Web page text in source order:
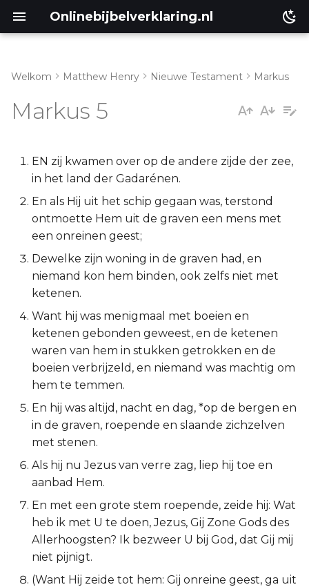
Onlinebijbelverklaring.nl
Leviticus
Numeri
Deuteronomium
Jozua
Richteren
Ruth
1 Samuël
1 Koningen
2 Koningen
1 Kronieken
2 Kronieken
Markus 5:21-34
Markus 5:35-43
Welkom Matthew Henry Nieuwe Testament Markus
Markus 5
EN zij kwamen over op de andere zijde der zee,
in het land der Gadarénen.
En als Hij uit het schip gegaan was, terstond
ontmoette Hem uit de graven een mens met
een onreinen geest;
Dewelke zijn woning in de graven had, en
niemand kon hem binden, ook zelfs niet met
ketenen.
Want hij was menigmaal met boeien en
ketenen gebonden geweest, en de ketenen
waren van hem in stukken getrokken en de
boeien verbrijzeld, en niemand was machtig om
hem te temmen.
En hij was altijd, nacht en dag, *op de bergen en
in de graven, roepende en slaande zichzelven
met stenen.
Als hij nu Jezus van verre zag, liep hij toe en
aanbad Hem.
En met een grote stem roepende, zeide hij: Wat
heb ik met U te doen, Jezus, Gij Zone Gods des
Allerhoogsten? Ik bezweer U bij God, dat Gij mij
niet pijnigt.
(Want Hij zeide tot hem: Gij onreine geest, ga uit